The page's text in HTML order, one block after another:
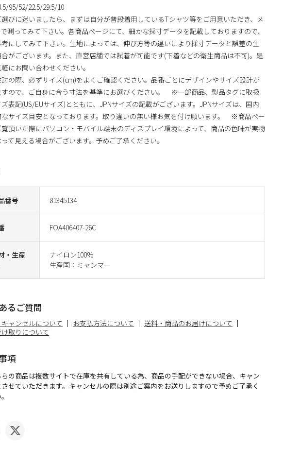
番号 81345134
FOA406407-26C
・生産
ナイロン100%
生産国：ミャンマー
95/52/22.5/29.5/10
びに迷いましたら、まずは自分が普段着用しているTシャツ等をご用意いただき、メ
測ってみて下さい。各商品ページにて、細かな採寸データを記載しておりますので、
にしてみて下さい。生地によっては、伸び方等の違いにより採寸データと誤差の生
合がございます。また、直営店舗では試着が可能です(下着などの衛生商品は不可)。是
にお問い合わせください。
の際、必ずサイズ(cm)をよくご確認ください。品番ごとにデザインやサイズ設計が
すので、ご自身に合う寸法を基準にお選びください。 ※一部商品、製品タグに取扱
ズ表記(US/EUサイズ)とともに、JPNサイズの記載がございます。JPNサイズは、国内
なサイズ目安となっております。取り違いの無い様お気を付け願います。 ※商品ペー
頂いた際にパソコン・モバイル端末のディスプレイ環境によって、商品の色味が実物
って見える場合がございます。予めご了承ください。
るご質問
ャンセルについて お支払方法について
送料・商品のお届けについて
取りについて
項
の商品は複数サイトで在庫を共有している為、商品の手配ができない場合、キャン
せていただきます。キャンセルの際は別途ご案内をお送りしますので予めご了承く